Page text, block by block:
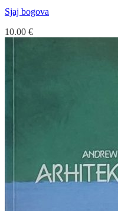
Sjaj bogova
10.00 €